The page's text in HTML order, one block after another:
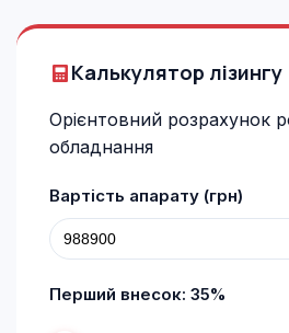
Калькулятор лізингу
Орієнтовний розрахунок
обладнання
Вартість апарату (грн)
Перший внесок: 35%